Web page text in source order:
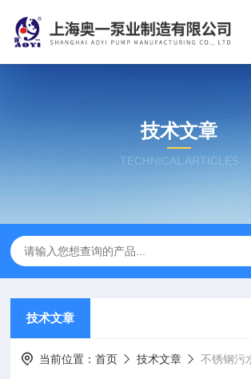
技术文章
TECHNICAL ARTICLES
技术文章
当前位置：首页 技术文章 不锈钢污水